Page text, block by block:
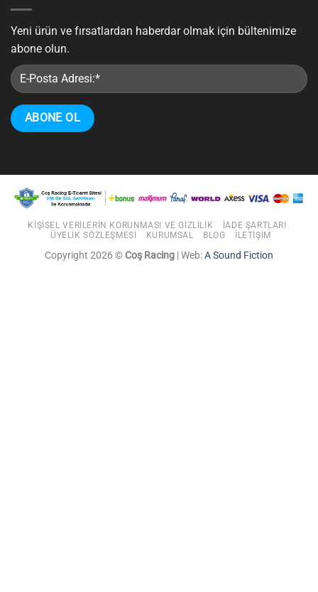
Yeni ürün ve fırsatlardan haberdar olmak için bültenimize
abone olun.
KIŞISEL VERILERIN KORUNMASI VE GIZLILIK
İADE ŞARTLARI
ÜYELIK SÖZLEŞMESI
KURUMSAL BLOG İLETIŞIM
Copyright 2026 © Coş Racing | Web:A Sound Fiction